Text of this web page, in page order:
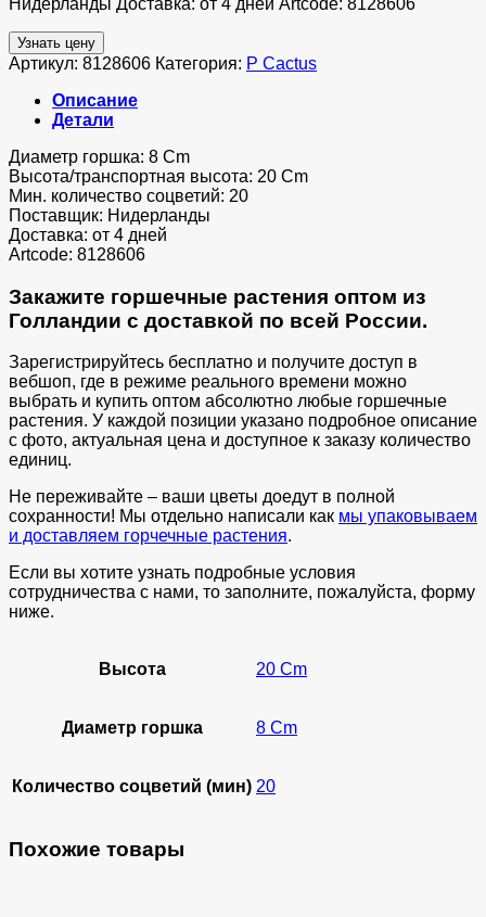
Узнать цену
Артикул: 8128606 Категория: P Cactus
Описание
Детали
Диаметр горшка: 8 Cm
Высота/транспортная высота: 20 Cm
Мин. количество соцветий: 20
Поставщик: Нидерланды
Доставка: от 4 дней
Artcode: 8128606
Закажите горшечные растения оптом из
Голландии с доставкой по всей России.
Зарегистрируйтесь бесплатно и получите доступ в
вебшоп, где в режиме реального времени можно
выбрать и купить оптом абсолютно любые горшечные
растения. У каждой позиции указано подробное описание
с фото, актуальная цена и доступное к заказу количество
единиц.
Не переживайте – ваши цветы доедут в полной
сохранности! Мы отдельно написали как мы упаковываем
и доставляем горчечные растения.
Если вы хотите узнать подробные условия
сотрудничества с нами, то заполните, пожалуйста, форму
ниже.
Высота 20 Cm
Диаметр горшка 8 Cm
Количество соцветий (мин) 20
Похожие товары